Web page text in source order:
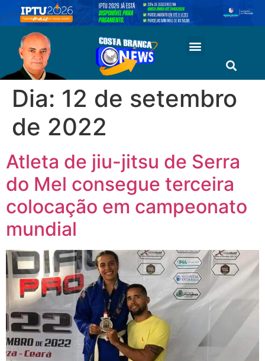
Dia: 12 de setembro
de 2022
Atleta de jiu-jitsu de Serra
do Mel consegue terceira
colocação em campeonato
mundial